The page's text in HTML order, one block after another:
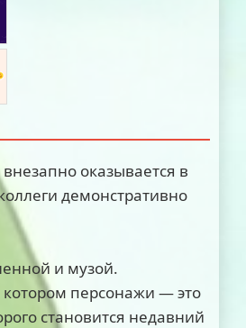
оказывается в
демонстративно
и музой.
персонажи — это
становится недавний